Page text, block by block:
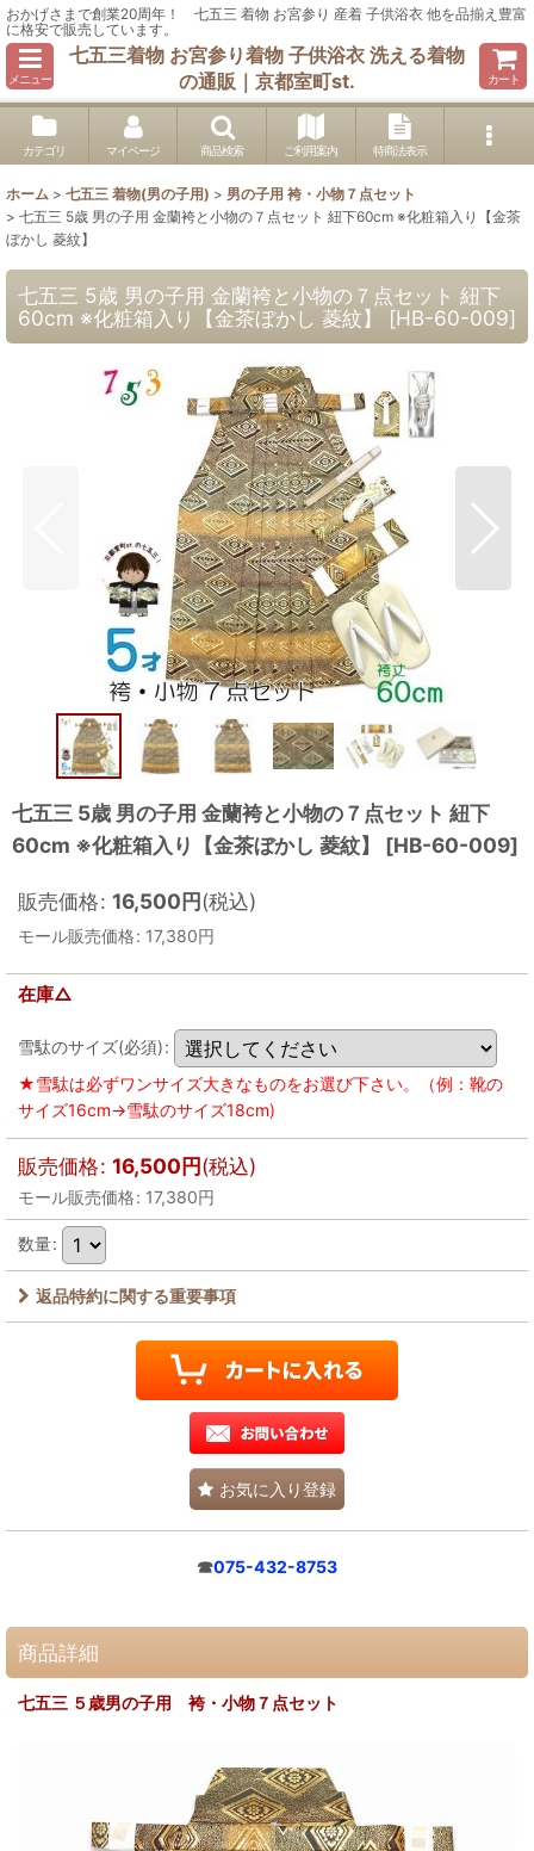
おかげさまで創業20周年！ 七五三 着物 お宮参り 産着 子供浴衣 他を品揃え豊富
に格安で販売しています。
メニュー
七五三着物 お宮参り着物 子供浴衣 洗える着物
の通販｜京都室町st.
カート
カテゴリ マイページ 商品検索 ご利用案内 特商法表示
ホーム > 七五三 着物(男の子用) > 男の子用 袴・小物７点セット
> 七五三 5歳 男の子用 金蘭袴と小物の７点セット 紐下60cm ※化粧箱入り【金茶
ぼかし 菱紋】
七五三 5歳 男の子用 金蘭袴と小物の７点セット 紐下
60cm ※化粧箱入り【金茶ぼかし 菱紋】
[HB-60-009]
七五三 5歳 男の子用 金蘭袴と小物の７点セット 紐下
60cm ※化粧箱入り【金茶ぼかし 菱紋】
[HB-60-009]
販売価格: 16,500円(税込)
モール販売価格: 17,380円
在庫△
雪駄のサイズ(必須):
★雪駄は必ずワンサイズ大きなものをお選び下さい。（例：靴の
サイズ16cm→雪駄のサイズ18cm)
販売価格: 16,500円(税込)
モール販売価格: 17,380円
数量:
返品特約に関する重要事項
お気に入り登録
☎075-432-8753
商品詳細
七五三 ５歳男の子用 袴・小物７点セット